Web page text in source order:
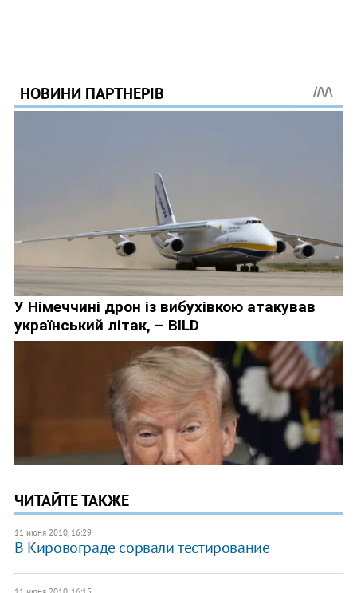
ЧИТАЙТЕ ТАКЖЕ
11 июня 2010, 16:29
В Кировограде сорвали тестирование